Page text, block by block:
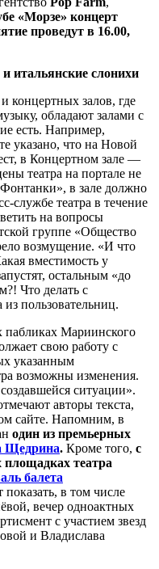
«Морзе» концерт
проведут в 16.00,
итальянские слонихи
концертных залов, где
обладают залами с
есть. Например,
указано, что на Новой
в Концертном зале —
театра на портале не
в зале должно
службе театра в течение
на вопросы
группе «Общество
возмущение. «И что
вместимость у
остальным «до
Что делать с
пользовательниц.
пабликах Мариинского
свою работу с
указанным
возможны изменения.
ситуации».
авторы текста,
сайте. Напомним, в
один из премьерных
Щедрина. Кроме того, с
театра
балета
в том числе
вечер одноактных
с участием звезд
и Владислава